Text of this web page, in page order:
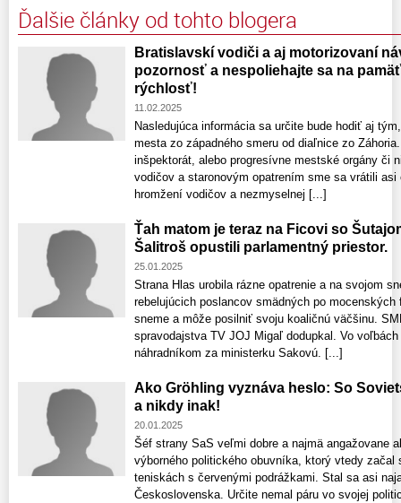
Ďalšie články od tohto blogera
Bratislavskí vodiči a aj motorizovaní
pozornosť a nespoliehajte sa na
rýchlosť!
11.02.2025
Nasledujúca informácia sa určite bude hodiť aj
mesta zo západného smeru od diaľnice zo
inšpektorát, alebo progresívne mestské orgány či
vodičov a staronovým opatrením sme sa vrátili
hromžení vodičov a nezmyselnej [...]
Ťah matom je teraz na Ficovi so
Šalitroš opustili parlamentný priestor.
25.01.2025
Strana Hlas urobila rázne opatrenie a na svojom
rebelujúcich poslancov smädných po
sneme a môže posilniť svoju koaličnú väčšinu.
spravodajstva TV JOJ Migaľ dodupkal. Vo
náhradníkom za ministerku Sakovú. [...]
Ako Gröhling vyznáva heslo: So
a nikdy inak!
20.01.2025
Šéf strany SaS veľmi dobre a najmä angažovane
výborného politického obuvníka, ktorý vtedy začal
teniskách s červenými podrážkami. Stal sa asi
Československa. Určite nemal páru vo svojej